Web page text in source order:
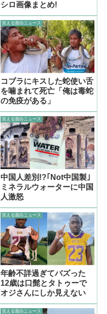
シロ画像まとめ!
笑える面白ニュース
コブラにキスした蛇使い舌
を噛まれて死亡「俺は毒蛇
の免疫がある」
笑える面白ニュース
中国人差別!?｢Not中国製｣
ミネラルウォーターに中国
人激怒
笑える面白ニュース
年齢不詳過ぎてバズった
12歳は口髭とタトゥーで
オジさんにしか見えない
笑える面白ニュース